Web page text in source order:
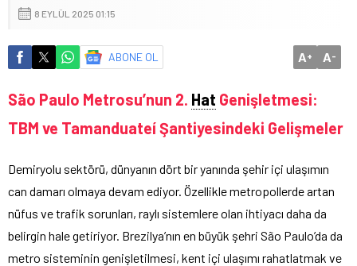
8 EYLÜL 2025 01:15
ABONE OL A+ A-
São Paulo Metrosu’nun 2. Hat Genişletmesi:
TBM ve Tamanduateí Şantiyesindeki Gelişmeler
Demiryolu sektörü, dünyanın dört bir yanında şehir içi ulaşımın
can damarı olmaya devam ediyor. Özellikle metropollerde artan
nüfus ve trafik sorunları, raylı sistemlere olan ihtiyacı daha da
belirgin hale getiriyor. Brezilya’nın en büyük şehri São Paulo’da da
metro sisteminin genişletilmesi, kent içi ulaşımı rahatlatmak ve